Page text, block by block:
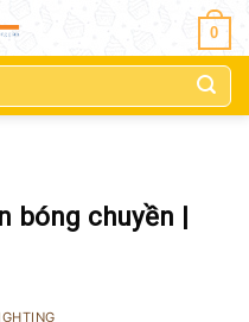
0
bóng chuyền |